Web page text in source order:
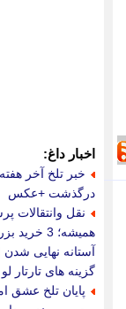
اخبار داغ:
خبر تلخ آخر
درگذشت +عکس
نقل وانتقالات
همیشه؛ 3
آستانه نهایی
گزینه های تارتار
پایان تلخ عشق